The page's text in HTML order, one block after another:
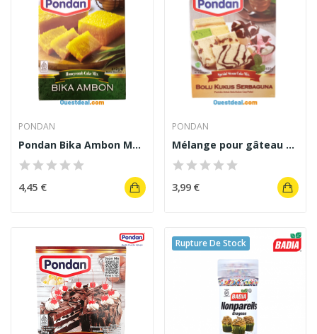
PONDAN
Pondan Bika Ambon Mélange à Gâteau Nid...
4,45 €
PONDAN
Mélange pour gâteau Bolu Kukus Serbaguna Pondon...
3,99 €
Rupture De Stock